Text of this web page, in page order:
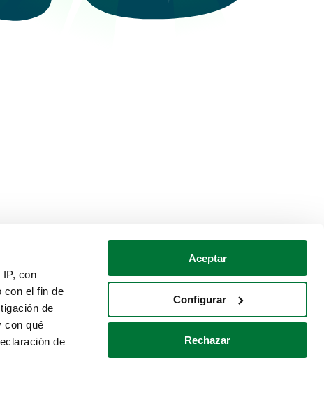
con
con el fin de
de
con qué
de
Aceptar
Configurar
Rechazar